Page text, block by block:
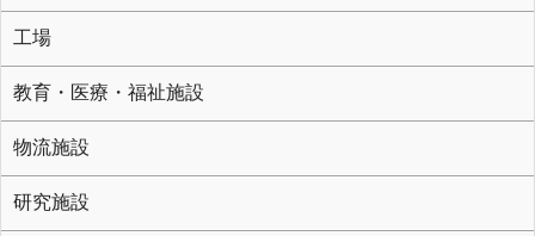
工場
教育・医療・福祉施設
物流施設
研究施設